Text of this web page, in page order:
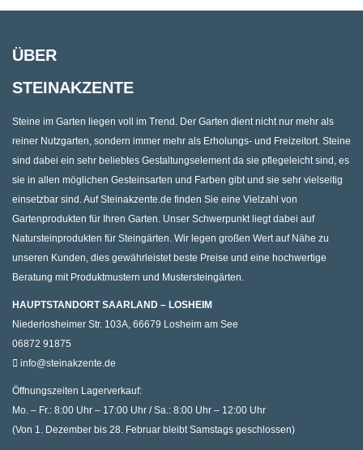
ÜBER
STEINAKZENTE
Steine im Garten liegen voll im Trend. Der Garten dient nicht nur mehr als
reiner Nutzgarten, sondern immer mehr als Erholungs- und Freizeitort. Steine
sind dabei ein sehr beliebtes Gestaltungselement da sie pflegeleicht sind, es
sie in allen möglichen Gesteinsarten und Farben gibt und sie sehr vielseitig
einsetzbar sind. Auf Steinakzente.de finden Sie eine Vielzahl von
Gartenprodukten für Ihren Garten. Unser Schwerpunkt liegt dabei auf
Natursteinprodukten für Steingärten. Wir legen großen Wert auf Nähe zu
unseren Kunden, dies gewährleistet beste Preise und eine hochwertige
Beratung mit Produktmustern und Mustersteingärten.
HAUPTSTANDORT SAARLAND – LOSHEIM
Niederlosheimer Str. 103A, 66679 Losheim am See
06872 91875
info@steinakzente.de
Öffnungszeiten Lagerverkauf:
Mo. – Fr.: 8:00 Uhr – 17:00 Uhr / Sa.: 8:00 Uhr – 12:00 Uhr
(Von 1. Dezember bis 28. Februar bleibt Samstags geschlossen)